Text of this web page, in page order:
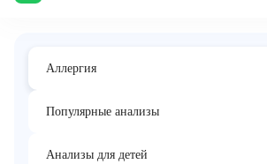
Аллергия
Популярные анализы
Анализы для детей